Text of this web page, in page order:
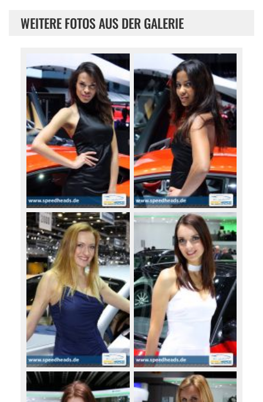
WEITERE FOTOS AUS DER GALERIE